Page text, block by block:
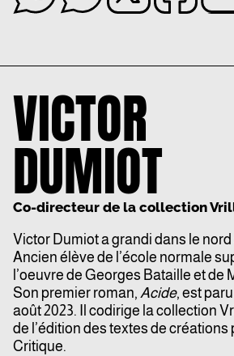
VICTOR
DUMIOT
Co-directeur de la collection
Victor Dumiot a grandi dans le
Ancien élève de l’école normale
l’oeuvre de Georges Bataille et de
Son premier roman, Acide, est
août 2023. Il codirige la collection
de l’édition des textes de créations
Critique.